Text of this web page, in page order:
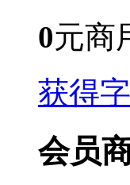
0元商
获得
会员